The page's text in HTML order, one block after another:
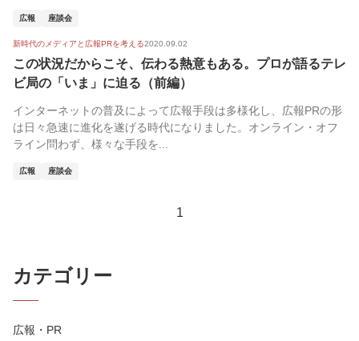
広報 座談会
新時代のメディアと広報PRを考える2020.09.02
この状況だからこそ、伝わる熱意もある。プロが語るテレ
ビ局の「いま」に迫る（前編）
インターネットの普及によって広報手段は多様化し、広報PRの形
は日々急速に進化を遂げる時代になりました。オンライン・オフ
ライン問わず、様々な手段を...
広報 座談会
1
カテゴリー
広報・PR